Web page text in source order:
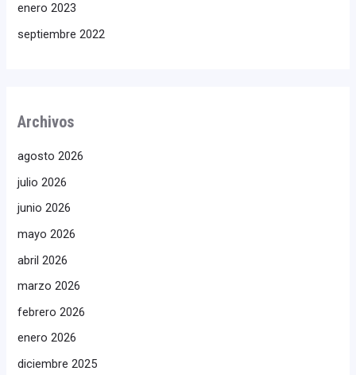
enero 2023
septiembre 2022
Archivos
agosto 2026
julio 2026
junio 2026
mayo 2026
abril 2026
marzo 2026
febrero 2026
enero 2026
diciembre 2025